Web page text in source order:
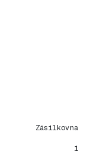
Zásilkovna
1